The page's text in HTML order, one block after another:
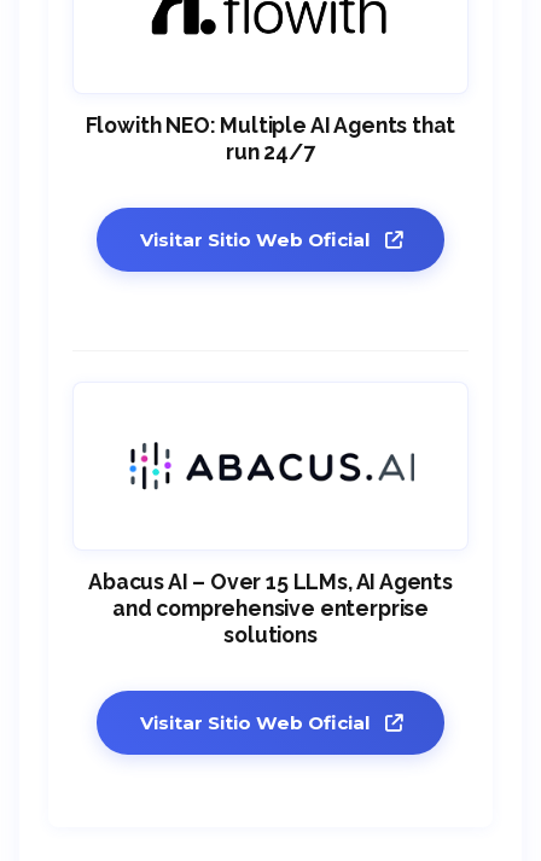
Flowith NEO: Multiple AI Agents that
run 24/7
Visitar Sitio Web Oficial
Abacus AI – Over 15 LLMs, AI Agents
and comprehensive enterprise
solutions
Visitar Sitio Web Oficial